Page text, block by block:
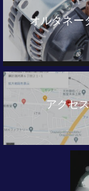
オルタネー
アクセ